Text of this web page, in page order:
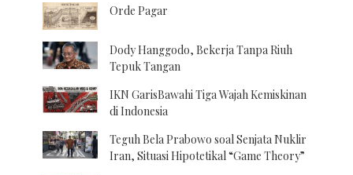
Orde Pagar
Dody Hanggodo, Bekerja Tanpa Riuh
Tepuk Tangan
IKN GarisBawahi Tiga Wajah Kemiskinan
di Indonesia
Teguh Bela Prabowo soal Senjata Nuklir
Iran, Situasi Hipotetikal “Game Theory”